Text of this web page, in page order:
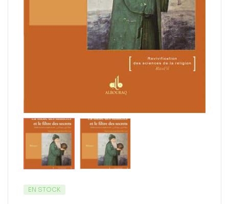
EN STOCK